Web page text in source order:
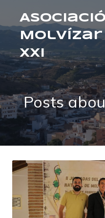
Molvízar
XXI
Posts